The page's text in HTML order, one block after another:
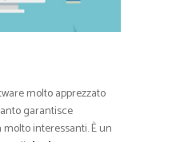
molto apprezzato
garantisce
interessanti. È un